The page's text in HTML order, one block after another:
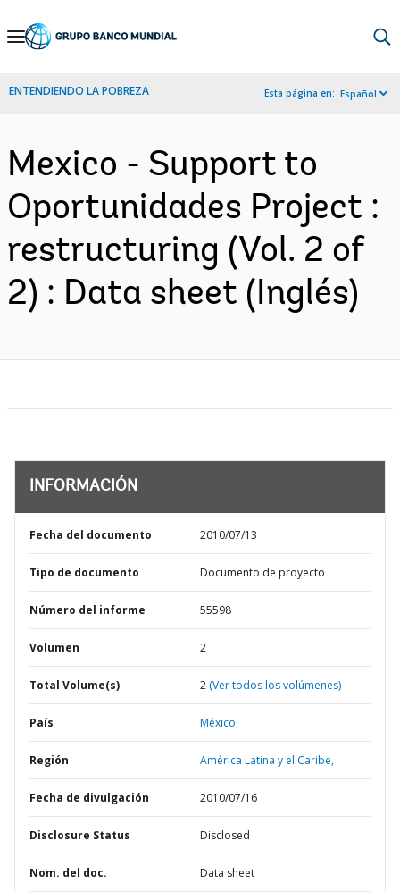
Skip
Navigation
ENTENDIENDO LA POBREZA Esta página en: Español
Mexico - Support to
Oportunidades Project :
restructuring (Vol. 2 of
2) : Data sheet (Inglés)
INFORMACIÓN
Fecha del documento 2010/07/13
Tipo de documento Documento de proyecto
Número del informe 55598
Volumen 2
Total Volume(s) 2 (Ver todos los volúmenes)
País México,
Región América Latina y el Caribe,
Fecha de divulgación 2010/07/16
Disclosure Status Disclosed
Nom. del doc. Data sheet